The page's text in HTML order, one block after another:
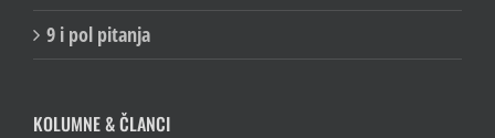
9 i pol pitanja
KOLUMNE & ČLANCI